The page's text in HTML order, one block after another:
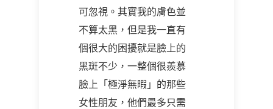
可忽視。其實我的膚色並
不算太黑，但是我一直有
個很大的困擾就是臉上的
黑斑不少，一整個很羨慕
臉上「極淨無暇」的那些
女性朋友，他們最多只需